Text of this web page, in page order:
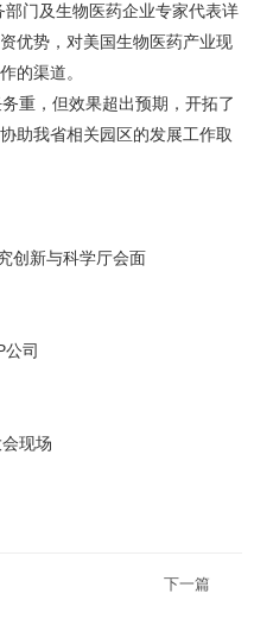
门及生物医药企业专家代表详
优势，对美国生物医药产业现
的渠道。
重，但效果超出预期，开拓了
助我省相关园区的发展工作取
创新与科学厅会面
公司
现场
下一篇